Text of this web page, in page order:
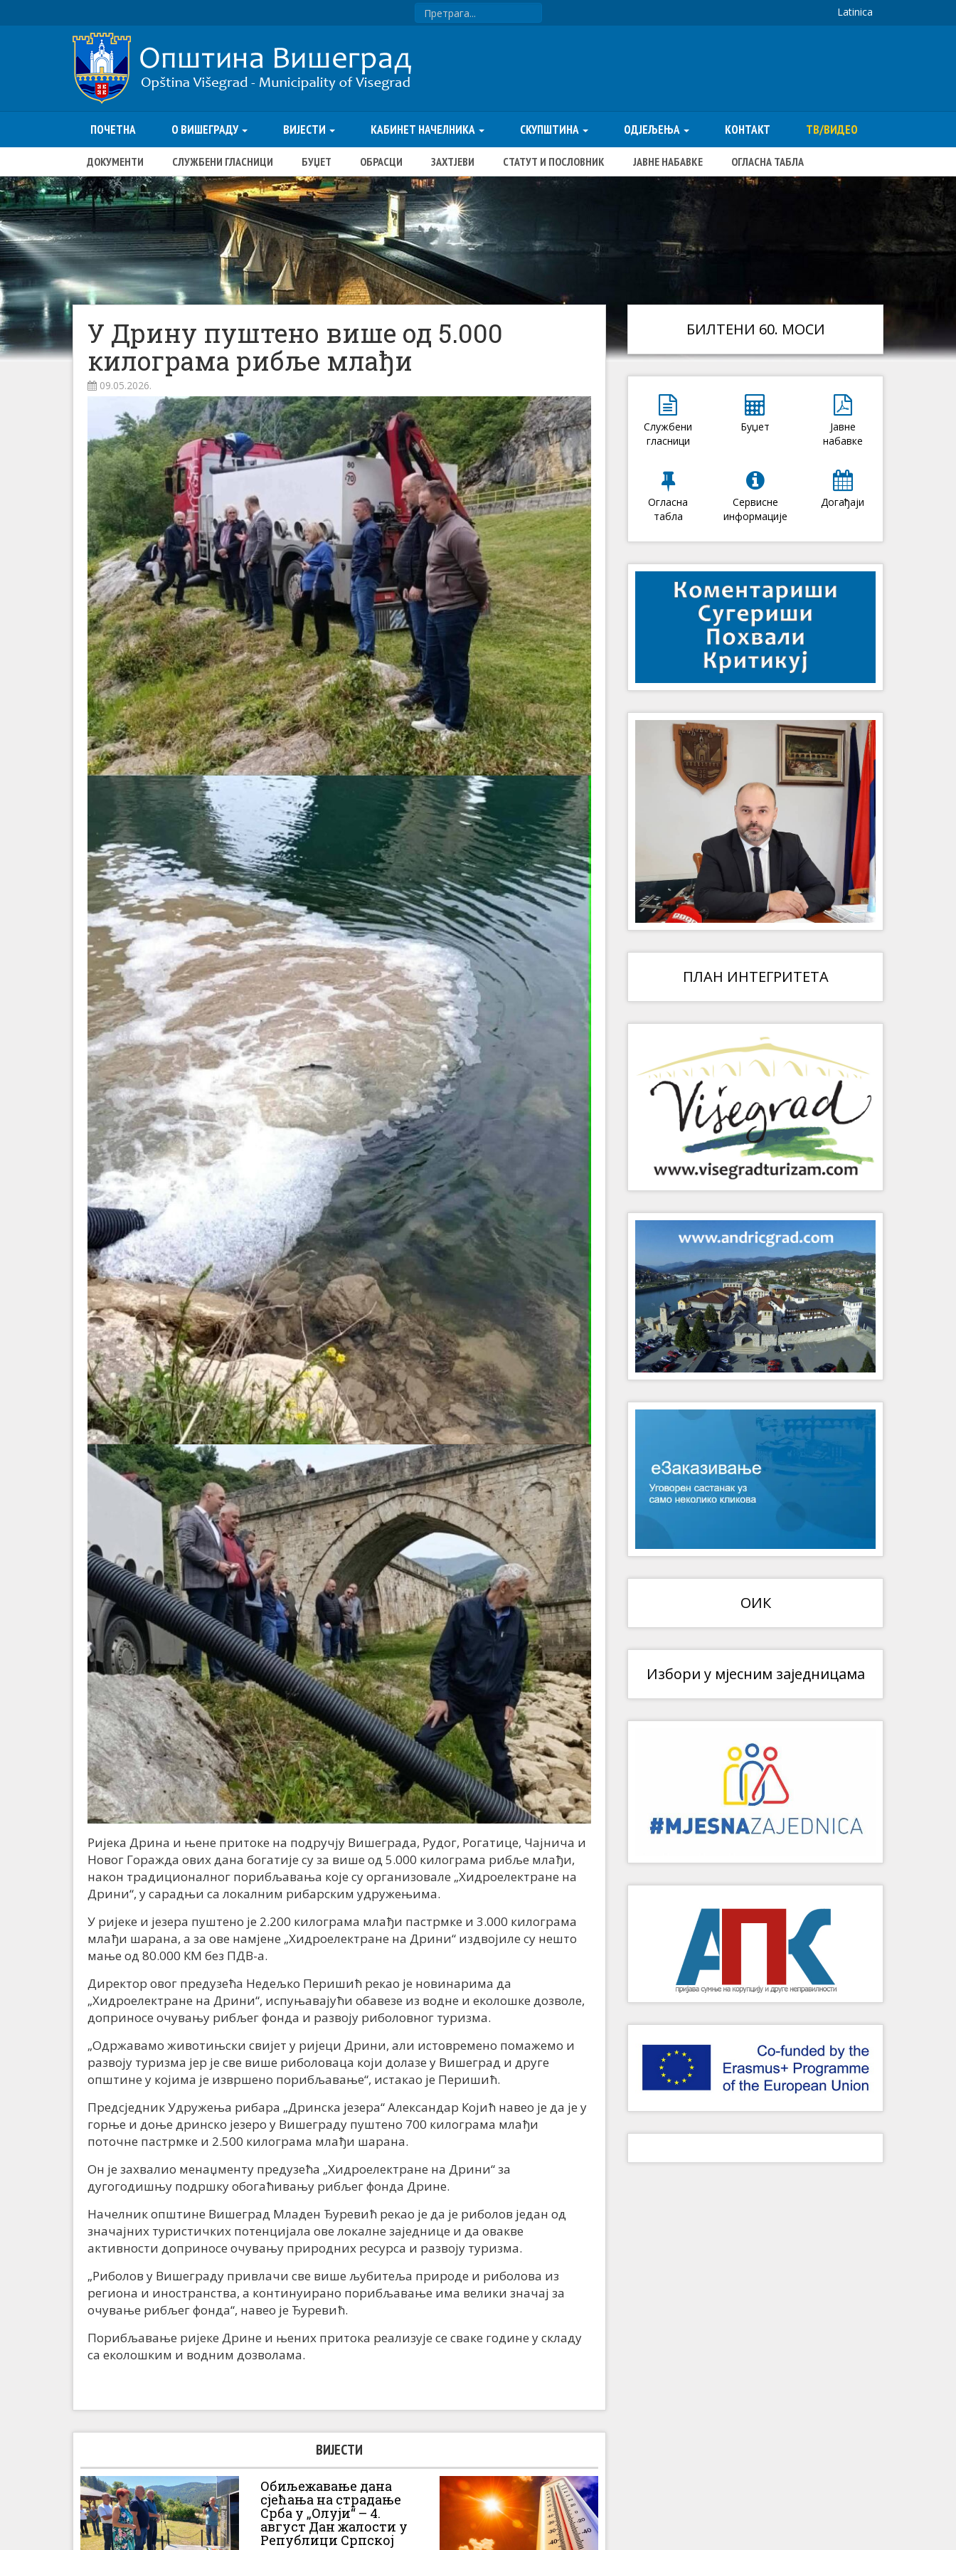
Latinica
ПОЧЕТНА О ВИШЕГРАДУ ВИЈЕСТИ КАБИНЕТ НАЧЕЛНИКА СКУПШТИНА ОДЈЕЉЕЊА КОНТАКТ ТВ/ВИДЕО
ДОКУМЕНТИ СЛУЖБЕНИ ГЛАСНИЦИ БУЏЕТ ОБРАСЦИ ЗАХТЈЕВИ СТАТУТ И ПОСЛОВНИК ЈАВНЕ НАБАВКЕ ОГЛАСНА ТАБЛА
У Дрину пуштено више од 5.000
килограма рибље млађи
09.05.2026.
Ријека Дрина и њене притоке на подручју Вишеграда, Рудог, Рогатице, Чајнича и
Новог Горажда ових дана богатије су за више од 5.000 килограма рибље млађи,
након традиционалног порибљавања које су организовале „Хидроелектране на
Дрини“, у сарадњи са локалним рибарским удружењима.
У ријеке и језера пуштено је 2.200 килограма млађи пастрмке и 3.000 килограма
млађи шарана, а за ове намјене „Хидроелектране на Дрини“ издвојиле су нешто
мање од 80.000 КМ без ПДВ-а.
Директор овог предузећа Недељко Перишић рекао је новинарима да
„Хидроелектране на Дрини“, испуњавајући обавезе из водне и еколошке дозволе,
доприносе очувању рибљег фонда и развоју риболовног туризма.
„Одржавамо животињски свијет у ријеци Дрини, али истовремено помажемо и
развоју туризма јер је све више риболоваца који долазе у Вишеград и друге
општине у којима је извршено порибљавање“, истакао је Перишић.
Предсједник Удружења рибара „Дринска језера“ Александар Којић навео је да је у
горње и доње дринско језеро у Вишеграду пуштено 700 килограма млађи
поточне пастрмке и 2.500 килограма млађи шарана.
Он је захвалио менаџменту предузећа „Хидроелектране на Дрини“ за
дугогодишњу подршку обогаћивању рибљег фонда Дрине.
Начелник општине Вишеград Младен Ђуревић рекао је да је риболов један од
значајних туристичких потенцијала ове локалне заједнице и да овакве
активности доприносе очувању природних ресурса и развоју туризма.
„Риболов у Вишеграду привлачи све више љубитеља природе и риболова из
региона и иностранства, а континуирано порибљавање има велики значај за
очување рибљег фонда“, навео је Ђуревић.
Порибљавање ријеке Дрине и њених притока реализује се сваке године у складу
са еколошким и водним дозволама.
ВИЈЕСТИ
Обиљежавање дана
сјећања на страдање
Срба у „Олуји“ – 4.
август Дан жалости у
Републици Српској
БИЛТЕНИ 60. МОСИ
Службени
гласници
Буџет
Јавне
набавке
Огласна
табла
Сервисне
информације
Догађаји
ПЛАН ИНТЕГРИТЕТА
ОИК
Избори у мјесним заједницама